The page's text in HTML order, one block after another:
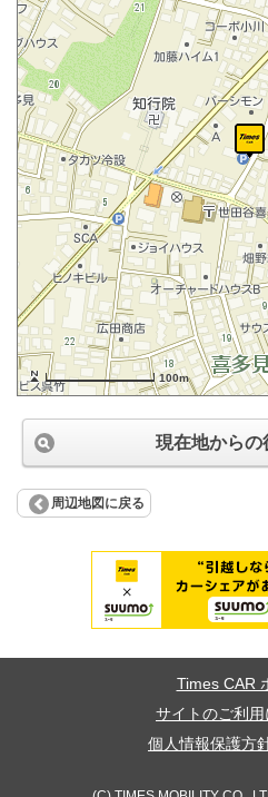
100m
現在地からの
周辺地図に戻る
Times CAR
サイトのご利用
個人情報保護方